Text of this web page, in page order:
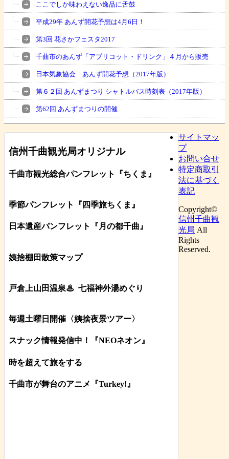
ここでしか味わえない逸品に舌鼓
平成29年 あんず開花予想は4月6日！
第3回 花さかフェスタ2017
千曲市のあんず「アプリコット・ドリンク」４月から販売
日本気象協会 あんず開花予想（2017年版）
第６２回 あんずまつり シャトルバス時刻表（2017年版）
第62回 あんずまつりの開催
信州千曲観光局オリジナル
千曲市観光総合パンフレット 『ちくま 』
季節パンフレット『四季旅ちくま』
日本遺産パンフレット 『月の都千曲 』
姨捨棚田散策マップ
戸倉上山田温泉♨ 七福神外湯めぐり
毎週土曜日開催〈姨捨夜景ツアー〉
スナック情報発信中！『NEOネオン』
時を超えて旅をする
千曲市が舞台のアニメ『Turkey!』
サイトマッ
プ
お問い合せ
特定商取引
法に基づく
表記
Copyright©
信州千曲観
光局 All
Rights
Reserved.